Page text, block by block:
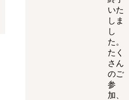
いた
しま
し
た。
たく
さん
のご
参
加、